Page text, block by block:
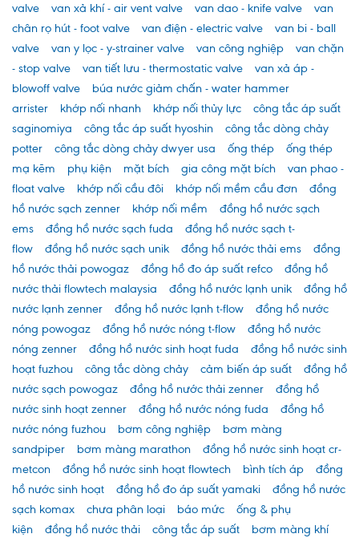
valve
van xả khí - air vent valve van dao - knife valve
van
chân rọ hút - foot valve
van điện - electric valve
van bi - ball
valve
van y lọc - y-strainer valve van công nghiệp
van chặn
- stop valve
van tiết lưu - thermostatic valve
van xả áp -
blowoff valve
búa nước giảm chấn - water hammer
arrister
khớp nối nhanh khớp nối thủy lực
công tắc áp suất
saginomiya
công tắc áp suất hyoshin
công tắc dòng chảy
potter
công tắc dòng chảy dwyer usa ống thép
ống thép
mạ kẽm
phụ kiện mặt bích gia công mặt bích
van phao -
float valve
khớp nối cầu đôi khớp nối mềm cầu đơn
đồng
hồ nước sạch zenner
khớp nối mềm
đồng hồ nước sạch
ems
đồng hồ nước sạch fuda
đồng hồ nước sạch t-
flow
đồng hồ nước sạch unik đồng hồ nước thải ems
đồng
hồ nước thải powogaz
đồng hồ đo áp suất refco
đồng hồ
nước thải flowtech malaysia
đồng hồ nước lạnh unik
đồng hồ
nước lạnh zenner
đồng hồ nước lạnh t-flow
đồng hồ nước
nóng powogaz
đồng hồ nước nóng t-flow
đồng hồ nước
nóng zenner
đồng hồ nước sinh hoạt fuda
đồng hồ nước sinh
hoạt fuzhou
công tắc dòng chảy cảm biến áp suất
đồng hồ
nước sạch powogaz
đồng hồ nước thải zenner
đồng hồ
nước sinh hoạt zenner
đồng hồ nước nóng fuda
đồng hồ
nước nóng fuzhou
bơm công nghiệp
bơm màng
sandpiper
bơm màng marathon
đồng hồ nước sinh hoạt cr-
metcon
đồng hồ nước sinh hoạt flowtech bình tích áp
đồng
hồ nước sinh hoạt
đồng hồ đo áp suất yamaki
đồng hồ nước
sạch komax
chưa phân loại báo mức
ống & phụ
kiện
đồng hồ nước thải công tắc áp suất
bơm màng khí